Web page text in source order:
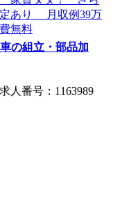
の組立・部品加
人番号：1163989